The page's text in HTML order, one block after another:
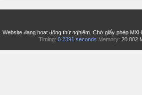
Website đang hoạt động thử nghiệm. Chờ giấy phép
Timing: 0.2391 seconds Memory: 20.802